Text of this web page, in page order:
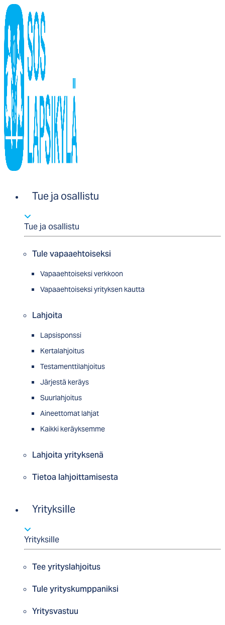
Tue ja osallistu
Tue ja osallistu
Tule vapaaehtoiseksi
Vapaaehtoiseksi verkkoon
Vapaaehtoiseksi yrityksen kautta
Lahjoita
Lapsisponssi
Kertalahjoitus
Testamenttilahjoitus
Järjestä keräys
Suurlahjoitus
Aineettomat lahjat
Kaikki keräyksemme
Lahjoita yrityksenä
Tietoa lahjoittamisesta
Yrityksille
Yrityksille
Tee yrityslahjoitus
Tule yrityskumppaniksi
Yritysvastuu